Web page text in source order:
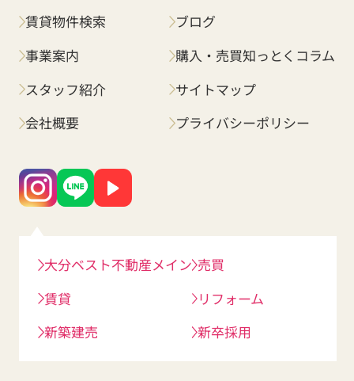
賃貸物件検索
事業案内
スタッフ紹介
会社概要
ブログ
購入・売買知っとくコラム
サイトマップ
プライバシーポリシー
大分ベスト不動産メイン
賃貸
新築建売
売買
リフォーム
新卒採用